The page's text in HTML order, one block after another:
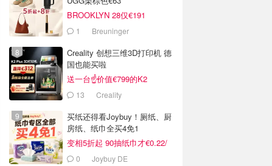
BROOKLYN 28仅€191
1 Breuninger
Creality 创想三维3D打印机 德
国也能买啦
送一台☝️价值€799的K2
Combo！
13 Creality
买纸还得看Joybuy！厕纸、厨
房纸、纸巾全买4免1
变相5折起 90抽纸巾才€0.22/
包 0 Joybuy DE